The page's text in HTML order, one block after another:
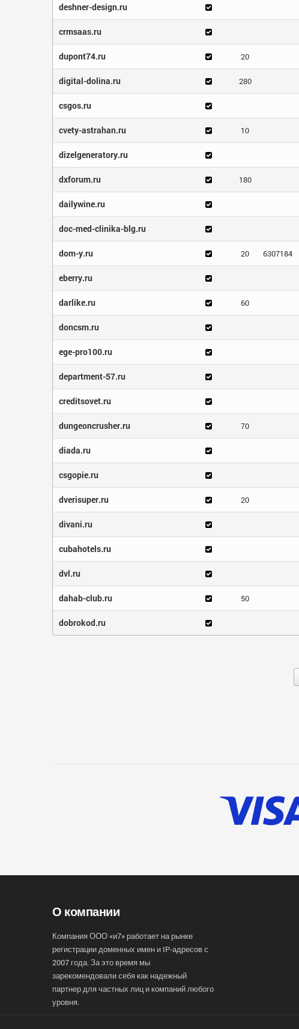
deshner-design.ru
crmsaas.ru
dupont74.ru 20
digital-dolina.ru 280
csgos.ru
cvety-astrahan.ru 10
dizelgeneratory.ru
dxforum.ru 180
dailywine.ru
doc-med-clinika-blg.ru
dom-y.ru 20 6307184
eberry.ru
darlike.ru 60
doncsm.ru
ege-pro100.ru
department-57.ru
creditsovet.ru
dungeoncrusher.ru 70
diada.ru
csgopie.ru
dverisuper.ru 20
divani.ru
cubahotels.ru
dvl.ru
dahab-club.ru 50
dobrokod.ru
О компании
Компания ООО «и7» работает на рынке
регистрации доменных имен и IP-адресов с
2007 года. За это время мы
зарекомендовали себя как надежный
партнер для частных лиц и компаний любого
уровня.